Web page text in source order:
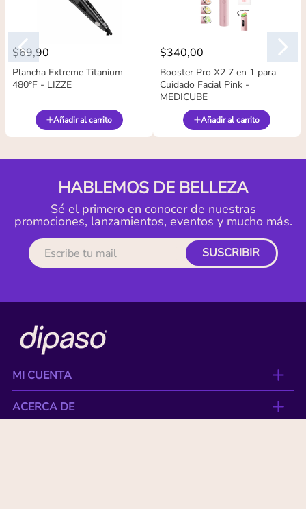
$69,90
Plancha Extreme Titanium
480°F - LIZZE
Añadir al carrito
$340,00
Booster Pro X2 7 en 1 para
Cuidado Facial Pink -
MEDICUBE
Añadir al carrito
HABLEMOS DE BELLEZA
Sé el primero en conocer de nuestras
promociones, lanzamientos, eventos y mucho más.
SUSCRIBIR
MI CUENTA
ACERCA DE